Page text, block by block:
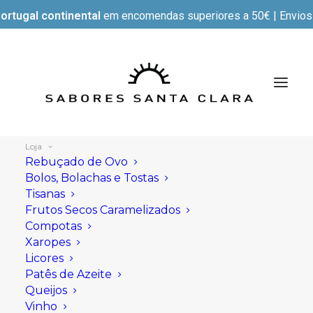
continental em encomendas superiores a 50€ |
Loja
Rebuçado de Ovo
Bolos, Bolachas e Tostas
Tisanas
Frutos Secos Caramelizados
Compotas
Xaropes
Licores
Patês de Azeite
Queijos
Vinho